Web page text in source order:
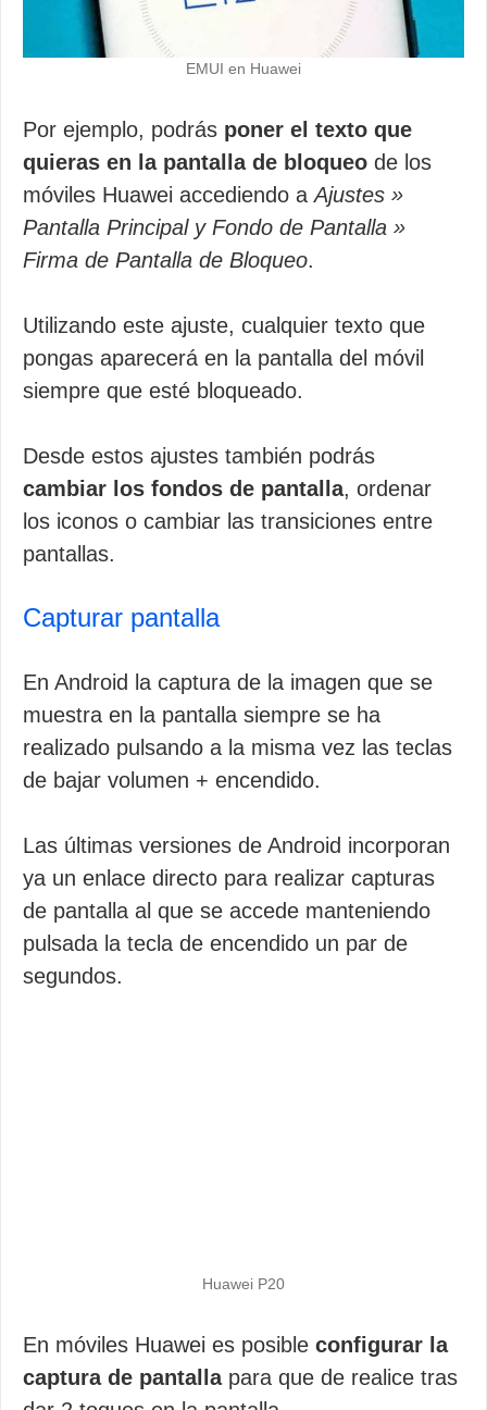
EMUI en Huawei
Por ejemplo, podrás poner el texto que
quieras en la pantalla de bloqueo de los
móviles Huawei accediendo aAjustes »
Pantalla Principal y Fondo de Pantalla »
Firma de Pantalla de Bloqueo.
Utilizando este ajuste, cualquier texto que
pongas aparecerá en la pantalla del móvil
siempre que esté bloqueado.
Desde estos ajustes también podrás
cambiar los fondos de pantalla, ordenar
los iconos o cambiar las transiciones entre
pantallas.
Capturar pantalla
En Android la captura de la imagen que se
muestra en la pantalla siempre se ha
realizado pulsando a la misma vez las teclas
de bajar volumen + encendido.
Las últimas versiones de Android incorporan
ya un enlace directo para realizar capturas
de pantalla al que se accede manteniendo
pulsada la tecla de encendido un par de
segundos.
Huawei P20
En móviles Huawei es posible configurar la
captura de pantallapara que de realice tras